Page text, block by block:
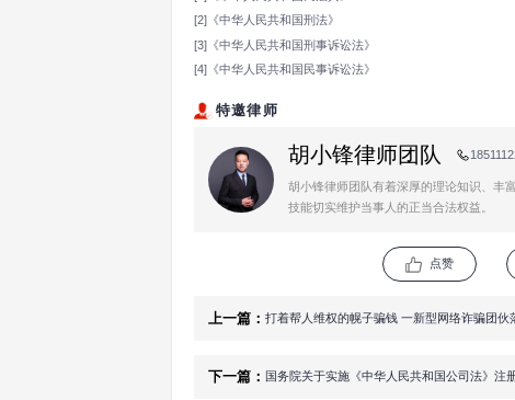
13.应当逮捕的犯罪嫌疑
14.犯罪嫌疑人、被告人
诉讼法第一百八十二条
16.犯罪嫌疑人、被告人
17.对于需要及时进行
外，公安机关、国家安
民法院提起公诉。人民
前款案件，由最高人民